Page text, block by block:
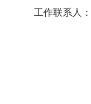
工作联系人